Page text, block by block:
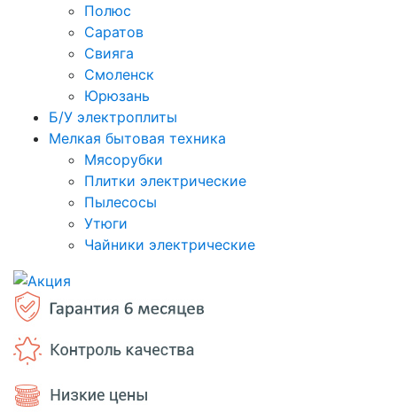
Полюс
Саратов
Свияга
Смоленск
Юрюзань
Б/У электроплиты
Мелкая бытовая техника
Мясорубки
Плитки электрические
Пылесосы
Утюги
Чайники электрические